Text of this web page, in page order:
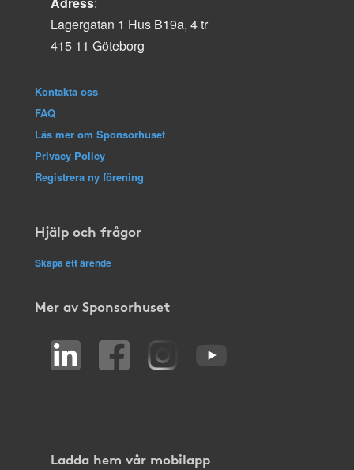
Lagergatan 1 Hus B19a, 4 tr
415 11 Göteborg
Kontakta oss
FAQ
Läs mer om Sponsorhuset
Privacy Policy
Registrera ny förening
Hjälp och frågor
Skapa ett ärende
Mer av Sponsorhuset
Ladda hem vår mobilapp